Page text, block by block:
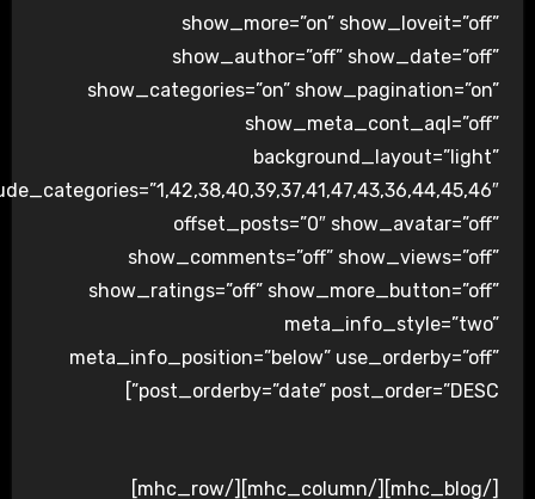
show_more=”on” show_loveit=”off”
show_author=”off” show_date=”off”
show_categories=”on” show_pagination=”on”
show_meta_cont_aql=”off”
background_layout=”light”
offset_posts=”0″ show_avatar=”off”
show_comments=”off” show_views=”off”
show_ratings=”off” show_more_button=”off”
meta_info_style=”two”
meta_info_position=”below” use_orderby=”off”
post_orderby=”date” post_order=”DESC”]
[/mhc_blog][/mhc_column][/mhc_row]